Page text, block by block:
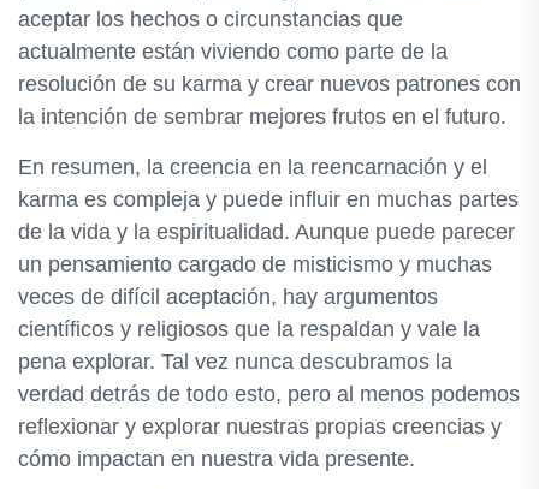
aceptar los hechos o circunstancias que
actualmente están viviendo como parte de la
resolución de su karma y crear nuevos patrones con
la intención de sembrar mejores frutos en el futuro.
En resumen, la creencia en la reencarnación y el
karma es compleja y puede influir en muchas partes
de la vida y la espiritualidad. Aunque puede parecer
un pensamiento cargado de misticismo y muchas
veces de difícil aceptación, hay argumentos
científicos y religiosos que la respaldan y vale la
pena explorar. Tal vez nunca descubramos la
verdad detrás de todo esto, pero al menos podemos
reflexionar y explorar nuestras propias creencias y
cómo impactan en nuestra vida presente.